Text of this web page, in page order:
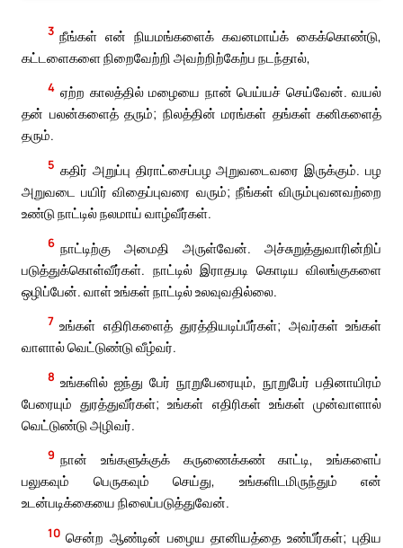
3 நீங்கள் என் நியமங்களைக் கவனமாய்க் கைக்கொண்டு,
கட்டளைகளை நிறைவேற்றி அவற்றிற்கேற்ப நடந்தால்,
4 ஏற்ற காலத்தில் மழையை நான் பெய்யச் செய்வேன். வயல்
தன் பலன்களைத் தரும்; நிலத்தின் மரங்கள் தங்கள் கனிகளைத்
தரும்.
5 கதிர் அறுப்பு திராட்சைப்பழ அறுவடைவரை இருக்கும். பழ
அறுவடை பயிர் விதைப்புவரை வரும்; நீங்கள் விரும்புவனவற்றை
உண்டு நாட்டில் நலமாய் வாழ்வீர்கள்.
6 நாட்டிற்கு அமைதி அருள்வேன். அச்சுறுத்துவாரின்றிப்
படுத்துக்கொள்வீர்கள். நாட்டில் இராதபடி கொடிய விலங்குகளை
ஒழிப்பேன். வாள் உங்கள் நாட்டில் உலவுவதில்லை.
7 உங்கள் எதிரிகளைத் துரத்தியடிப்பீர்கள்; அவர்கள் உங்கள்
வாளால் வெட்டுண்டு வீழ்வர்.
8 உங்களில் ஐந்து பேர் நூறுபேரையும், நூறுபேர் பதினாயிரம்
பேரையும் துரத்துவீர்கள்; உங்கள் எதிரிகள் உங்கள் முன்வாளால்
வெட்டுண்டு அழிவர்.
9 நான் உங்களுக்குக் கருணைக்கண் காட்டி, உங்களைப்
பலுகவும் பெருகவும் செய்து, உங்களிடமிருந்தும் என்
உடன்படிக்கையை நிலைப்படுத்துவேன்.
10 சென்ற ஆண்டின் பழைய தானியத்தை உண்பீர்கள்; புதிய